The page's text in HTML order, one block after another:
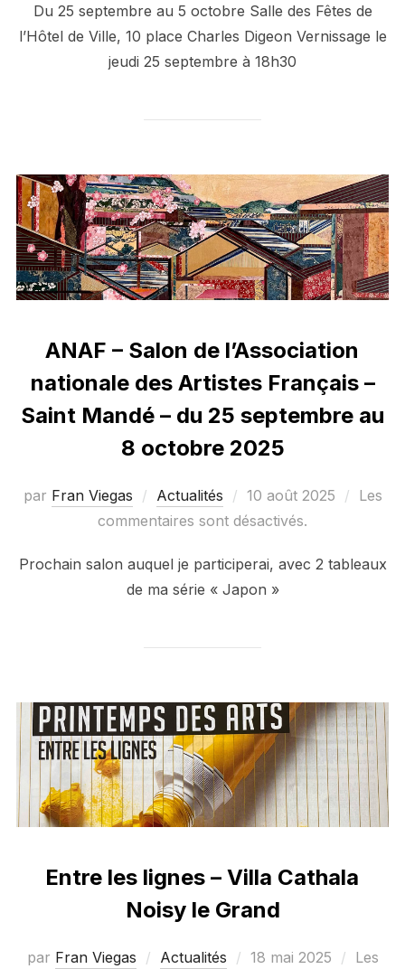
Du 25 septembre au 5 octobre Salle des Fêtes de
l’Hôtel de Ville, 10 place Charles Digeon Vernissage le
jeudi 25 septembre à 18h30
ANAF – Salon de l’Association
nationale des Artistes Français –
Saint Mandé – du 25 septembre au
8 octobre 2025
par Fran Viegas Actualités
Publié
le
10 août 2025
Les
commentaires sont désactivés.
Prochain salon auquel je participerai, avec 2 tableaux
de ma série « Japon »
Entre les lignes – Villa Cathala
Noisy le Grand
par Fran Viegas Actualités Publié
18 mai 2025 Les